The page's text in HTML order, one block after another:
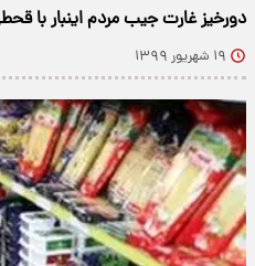
دورخیز غارت جیب مردم اینبار با
۱۹ شهریور ۱۳۹۹